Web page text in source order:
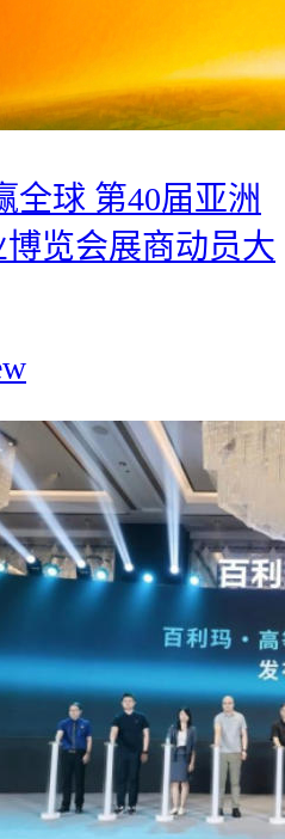
全球 第40届亚洲
博览会展商动员大